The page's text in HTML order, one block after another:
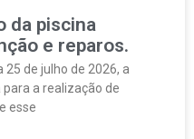
da piscina
e reparos.
de julho de 2026, a
a realização de
esse